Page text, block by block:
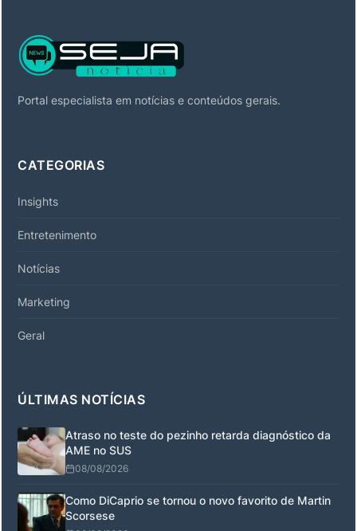
Portal especialista em notícias e conteúdos gerais.
CATEGORIAS
Insights
Entretenimento
Notícias
Marketing
Geral
ÚLTIMAS NOTÍCIAS
Atraso no teste do pezinho retarda diagnóstico da
AME no SUS
08/08/2026
Como DiCaprio se tornou o novo favorito de Martin
Scorsese